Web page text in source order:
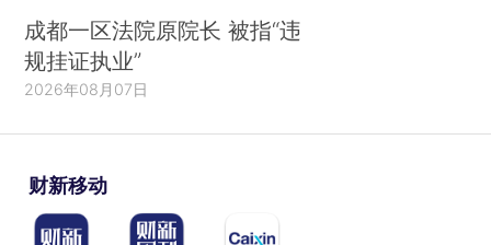
成都一区法院原院长 被指“违
规挂证执业”
2026年08月07日
财新移动